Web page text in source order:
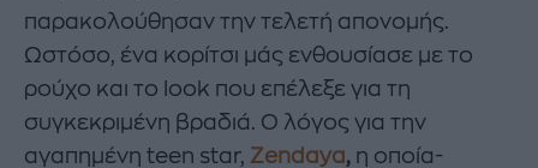
παρακολούθησαν την τελετή απονομής.
Ωστόσο, ένα κορίτσι μάς ενθουσίασε με το
ρούχο και το look που επέλεξε για τη
συγκεκριμένη βραδιά. Ο λόγος για την
αγαπημένη teen star, Zendaya, η οποία-